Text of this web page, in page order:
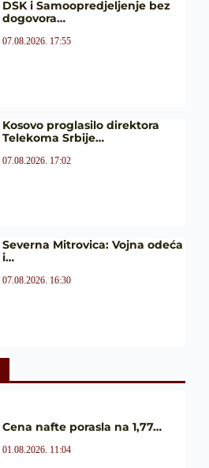
DSK i Samoopredjeljenje bez
dogovora…
07.08.2026. 17:55
Kosovo proglasilo direktora
Telekoma Srbije…
07.08.2026. 17:02
Severna Mitrovica: Vojna odeća
i…
07.08.2026. 16:30
Cena nafte porasla na 1,77…
01.08.2026. 11:04